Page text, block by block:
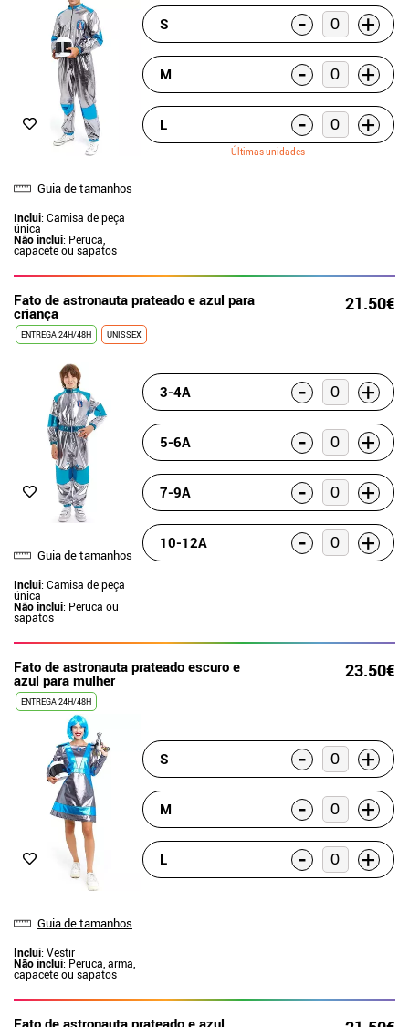
Guia de tamanhos
Inclui: Camisa de peça
única
Não inclui: Peruca,
capacete ou sapatos
S - +
M - +
L - +
Últimas unidades
Fato de astronauta prateado e azul para
criança 21.50€
ENTREGA 24H/48H UNISSEX
Guia de tamanhos
Inclui: Camisa de peça
única
Não inclui: Peruca ou
sapatos
3-4A - +
5-6A - +
7-9A - +
10-12A - +
Fato de astronauta prateado escuro e
azul para mulher 23.50€
ENTREGA 24H/48H
Guia de tamanhos
Inclui: Vestir
Não inclui: Peruca, arma,
capacete ou sapatos
S - +
M - +
L - +
Fato de astronauta prateado e azul